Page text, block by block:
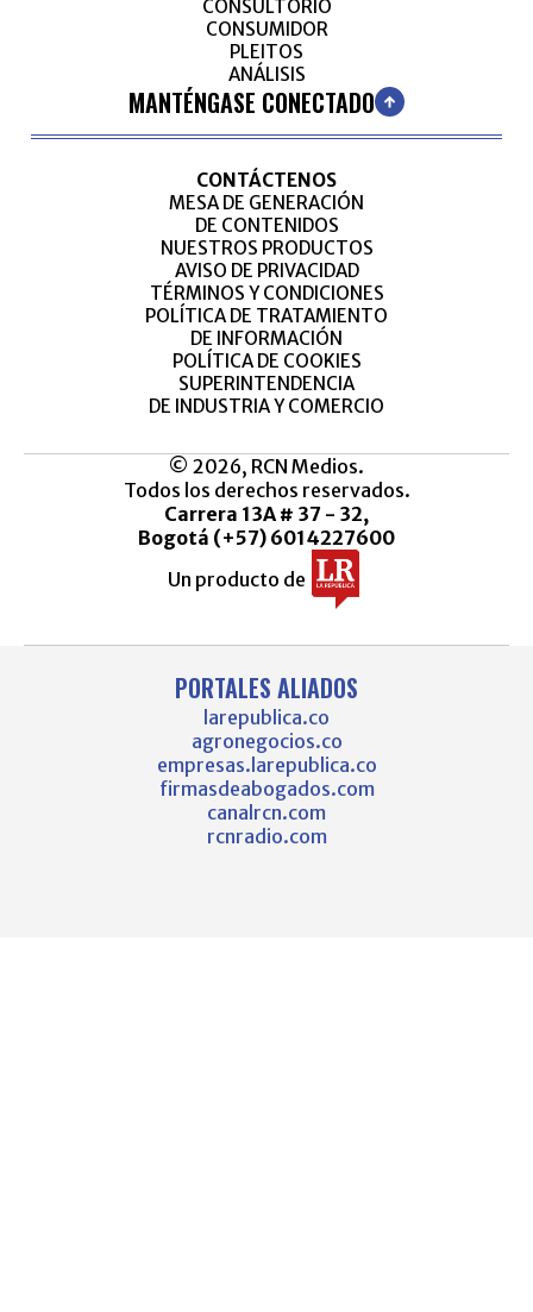
CONSULTORIO
CONSUMIDOR
PLEITOS
ANÁLISIS
MANTÉNGASE CONECTADO
CONTÁCTENOS
MESA DE GENERACIÓN
DE CONTENIDOS
NUESTROS PRODUCTOS
AVISO DE PRIVACIDAD
TÉRMINOS Y CONDICIONES
POLÍTICA DE TRATAMIENTO
DE INFORMACIÓN
POLÍTICA DE COOKIES
SUPERINTENDENCIA
DE INDUSTRIA Y COMERCIO
© 2026, RCN Medios.
Todos los derechos reservados.
Carrera 13A # 37 - 32,
Bogotá (+57) 6014227600
Un producto de
PORTALES ALIADOS
larepublica.co
agronegocios.co
empresas.larepublica.co
firmasdeabogados.com
canalrcn.com
rcnradio.com